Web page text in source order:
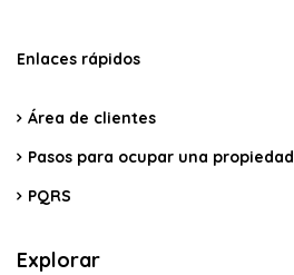
Enlaces rápidos
Área de clientes
Pasos para ocupar una propiedad
PQRS
Explorar